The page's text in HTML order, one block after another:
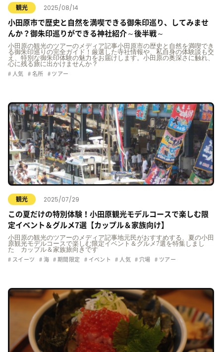
観光 2025/08/14
小田原市で歴史と自然を満喫できる御朱印巡り、してみませ
んか？御朱印巡りができる神社紹介～後半戦～
小田原の観光のツアーのメディア記事小田原市の歴史と自然を満喫でき
る御朱印巡りの完全ガイド！厳選した寺社情報や、私自身の体験談も交
え、特別な御朱印体験の魅力をお届けします。小田原の奥深さに触れ、
心に残る旅に出かけませんか？
人気 名所 ツアー
観光 2025/07/29
この夏だけの特別体験！小田原観光モデルコースで楽しむ限
定イベント＆グルメ7選【カップル＆家族向け】
小田原の観光のツアーのメディア記事地元民がおすすめする、夏の小田
原観光モデルコースで楽しむ限定イベント＆グルメ7選を特集しまし
た カップル＆家族旅向きです
スイーツ 海 期間限定 イベント 人気 穴場 ツアー